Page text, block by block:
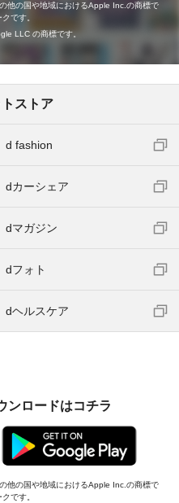
他の国や地域におけるApple Inc.の商標で
です。
LLC の商標です。
ストア
d fashion
dカーシェア
dマガジン
dフォト
dヘルスケア
ンロードはコチラ
他の国や地域におけるApple Inc.の商標で
です。